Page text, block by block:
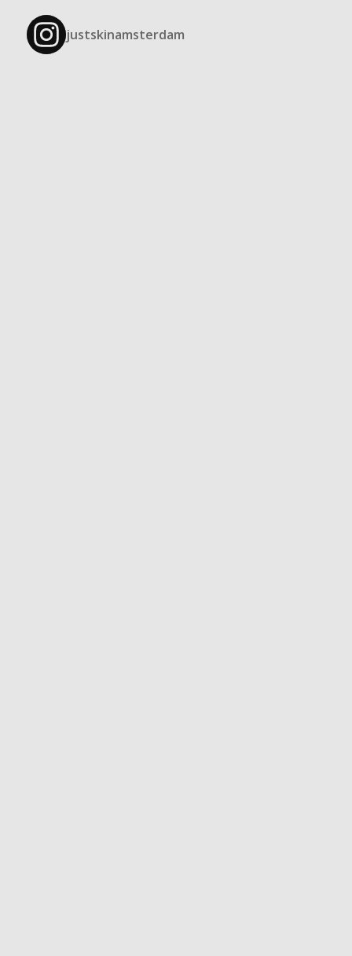
justskinamsterdam